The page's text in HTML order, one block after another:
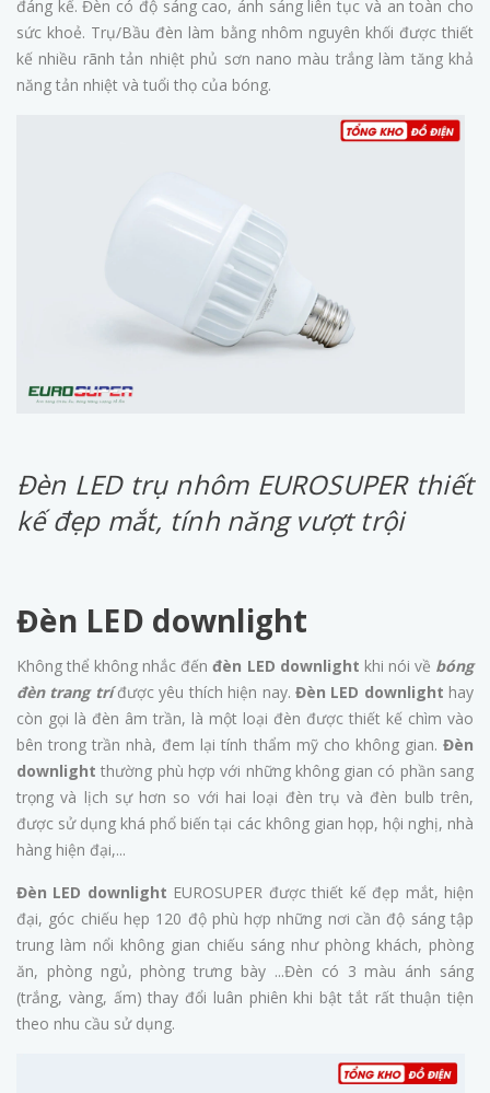
đáng kể. Đèn có độ sáng cao, ánh sáng liên tục và an toàn cho
sức khoẻ. Trụ/Bầu đèn làm bằng nhôm nguyên khối được thiết
kế nhiều rãnh tản nhiệt phủ sơn nano màu trắng làm tăng khả
năng tản nhiệt và tuổi thọ của bóng.
Đèn LED trụ nhôm EUROSUPER thiết
kế đẹp mắt, tính năng vượt trội
Đèn LED downlight
Không thể không nhắc đếnđèn LED downlight khi nói về bóng
đèn trang tríđược yêu thích hiện nay. Đèn LED downlight hay
còn gọi là đèn âm trần, là một loại đèn được thiết kế chìm vào
bên trong trần nhà, đem lại tính thẩm mỹ cho không gian. Đèn
downlight thường phù hợp với những không gian có phần sang
trọng và lịch sự hơn so với hai loại đèn trụ và đèn bulb trên,
được sử dụng khá phổ biến tại các không gian họp, hội nghị, nhà
hàng hiện đại,...
Đèn LED downlight EUROSUPER được thiết kế đẹp mắt, hiện
đại, góc chiếu hẹp 120 độ phù hợp những nơi cần độ sáng tập
trung làm nổi không gian chiếu sáng như phòng khách, phòng
ăn, phòng ngủ, phòng trưng bày ...Đèn có 3 màu ánh sáng
(trắng, vàng, ấm) thay đổi luân phiên khi bật tắt rất thuận tiện
theo nhu cầu sử dụng.